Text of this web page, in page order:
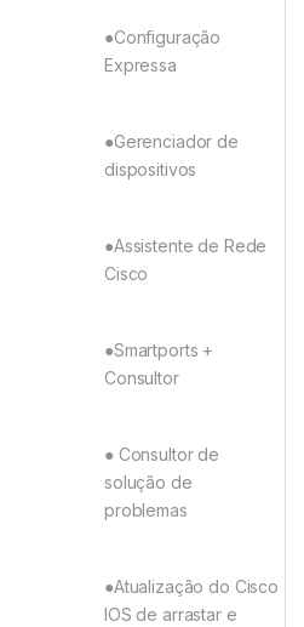
●Configuração
Expressa
●Gerenciador de
dispositivos
●Assistente de Rede
Cisco
●Smartports +
Consultor
● Consultor de
solução de
problemas
●Atualização do Cisco
IOS de arrastar e